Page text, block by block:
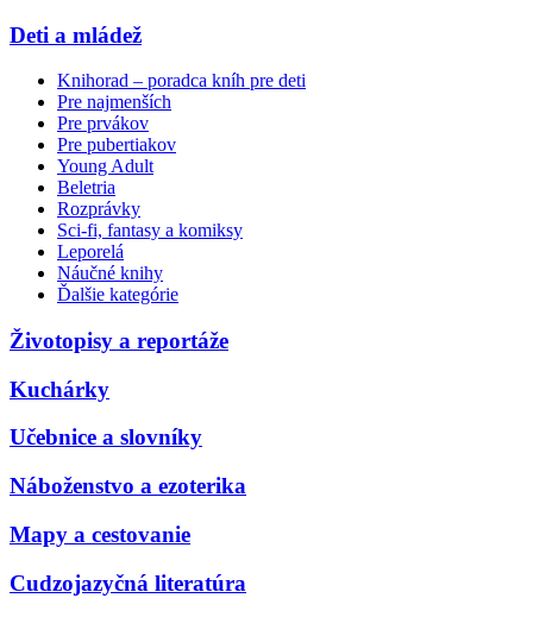
Deti a mládež
Knihorad – poradca kníh pre deti
Pre najmenších
Pre prvákov
Pre pubertiakov
Young Adult
Beletria
Rozprávky
Sci-fi, fantasy a komiksy
Leporelá
Náučné knihy
Ďalšie kategórie
Životopisy a reportáže
Kuchárky
Učebnice a slovníky
Náboženstvo a ezoterika
Mapy a cestovanie
Cudzojazyčná literatúra